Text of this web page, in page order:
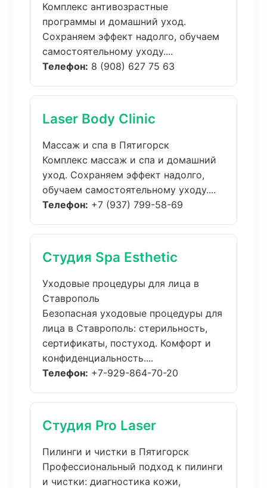
Комплекс антивозрастные
программы и домашний уход.
Сохраняем эффект надолго, обучаем
самостоятельному уходу....
Телефон: 8 (908) 627 75 63
Laser Body Clinic
Массаж и спа в Пятигорск
Комплекс массаж и спа и домашний
уход. Сохраняем эффект надолго,
обучаем самостоятельному уходу....
Телефон: +7 (937) 799-58-69
Студия Spa Esthetic
Уходовые процедуры для лица в
Ставрополь
Безопасная уходовые процедуры для
лица в Ставрополь: стерильность,
сертификаты, постуход. Комфорт и
конфиденциальность....
Телефон: +7-929-864-70-20
Студия Pro Laser
Пилинги и чистки в Пятигорск
Профессиональный подход к пилинги
и чистки: диагностика кожи,